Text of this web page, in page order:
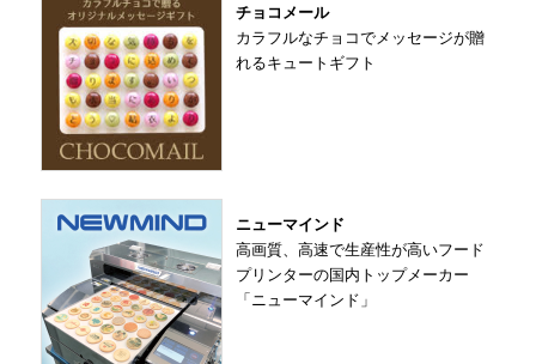
チョコメール
カラフルなチョコでメッセージが贈
れるキュートギフト
ニューマインド
高画質、高速で生産性が高いフード
プリンターの国内トップメーカー
「ニューマインド」